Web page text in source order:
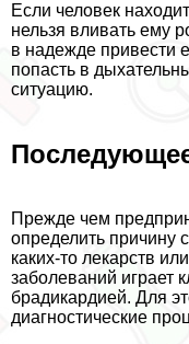
Если человек
нельзя вливать ему
в надежде привести
попасть в
ситуацию.
Прежде чем
определить причину
каких-то лекарств
заболеваний играет
брадикардией. Для
диагностические